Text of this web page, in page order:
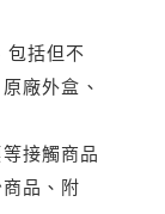
包括但不
廠外盒、
接觸商品
品、附